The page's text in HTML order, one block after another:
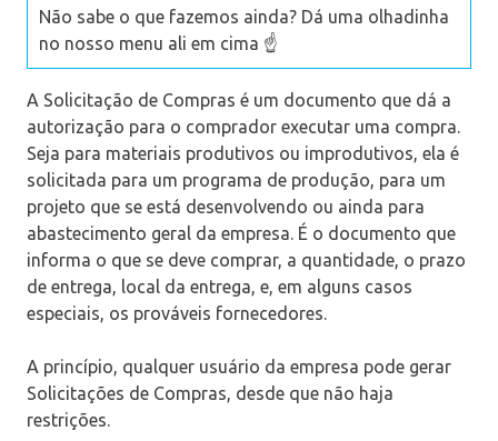
Não sabe o que fazemos ainda? Dá uma olhadinha
no nosso menu ali em cima ☝️
A Solicitação de Compras é um documento que dá a
autorização para o comprador executar uma compra.
Seja para materiais produtivos ou improdutivos, ela é
solicitada para um programa de produção, para um
projeto que se está desenvolvendo ou ainda para
abastecimento geral da empresa. É o documento que
informa o que se deve comprar, a quantidade, o prazo
de entrega, local da entrega, e, em alguns casos
especiais, os prováveis fornecedores.
A princípio, qualquer usuário da empresa pode gerar
Solicitações de Compras, desde que não haja
restrições.